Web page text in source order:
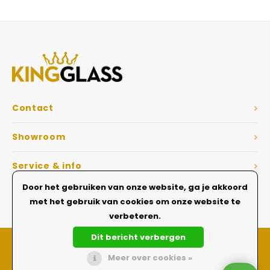
Contact
Showroom
Service & info
Dé Glazen wanden specialist
Door het gebruiken van onze website, ga je akkoord
met het gebruik van cookies om onze website te
verbeteren.
Dit bericht verbergen
Meer over cookies »